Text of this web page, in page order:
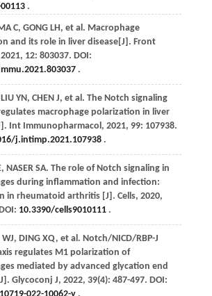
.
C, GONG LH, et al. Macrophage
and its role in liver disease[J]. Front
2021, 12: 803037. DOI:
.
LIU YN, CHEN J, et al. The Notch signaling
macrophage polarization in liver
Int Immunopharmacol, 2021, 99: 107938.
j.intimp.2021.107938.
, NASER SA. The role of Notch signaling in
during inflammation and infection:
in rheumatoid arthritis [J]. Cells, 2020,
10.3390/cells9010111.
WJ, DING XQ, et al. Notch/NICD/RBP-J
regulates M1 polarization of
mediated by advanced glycation end
Glycoconj J, 2022, 39(4): 487-497. DOI: